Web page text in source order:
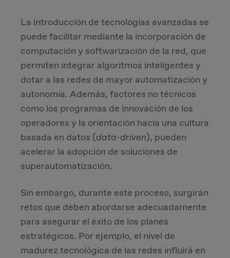
La introducción de tecnologías avanzadas se
puede facilitar mediante la incorporación de
computación y softwarización de la red, que
permiten integrar algoritmos inteligentes y
dotar a las redes de mayor automatización y
autonomía. Además, factores no técnicos
como los programas de innovación de los
operadores y la orientación hacia una cultura
basada en datos (data-driven), pueden
acelerar la adopción de soluciones de
superautomatización.
Sin embargo, durante este proceso, surgirán
retos que deben abordarse adecuadamente
para asegurar el éxito de los planes
estratégicos. Por ejemplo, el nivel de
madurez tecnológica de las redes influirá en